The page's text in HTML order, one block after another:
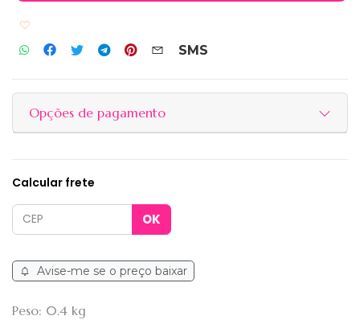
SMS
Opções de pagamento
Calcular frete
Avise-me se o preço baixar
Peso: 0.4 kg